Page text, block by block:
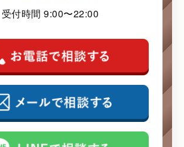
受付時間 9:00〜22:00